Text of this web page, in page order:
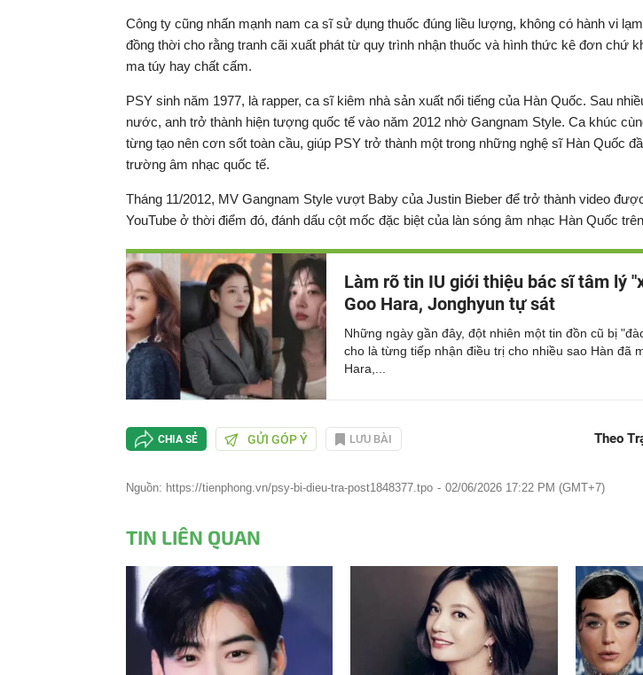
Công ty cũng nhấn mạnh nam ca sĩ sử dụng thuốc đúng liều lượng, không có hành vi
đồng thời cho rằng tranh cãi xuất phát từ quy trình nhận thuốc và hình thức kê đơn chứ
ma túy hay chất cấm.
PSY sinh năm 1977, là rapper, ca sĩ kiêm nhà sản xuất nổi tiếng của Hàn Quốc. Sau
nước, anh trở thành hiện tượng quốc tế vào năm 2012 nhờ Gangnam Style. Ca khúc
từng tạo nên cơn sốt toàn cầu, giúp PSY trở thành một trong những nghệ sĩ Hàn Quốc
trường âm nhạc quốc tế.
Tháng 11/2012, MV Gangnam Style vượt Baby của Justin Bieber để trở thành video
YouTube ở thời điểm đó, đánh dấu cột mốc đặc biệt của làn sóng âm nhạc Hàn Quốc
Làm rõ tin IU giới thiệu bác sĩ tâm lý
Goo Hara, Jonghyun tự sát
Những ngày gần đây, đột nhiên một tin đồn cũ bị
cho là từng tiếp nhận điều trị cho nhiều sao Hàn đã
Hara,...
CHIA SẺ GỬI GÓP Ý LƯU BÀI Theo
Nguồn: https://tienphong.vn/psy-bi-dieu-tra-post1848377.tpo - 02/06/2026 17:22 PM (GMT+7)
TIN LIÊN QUAN